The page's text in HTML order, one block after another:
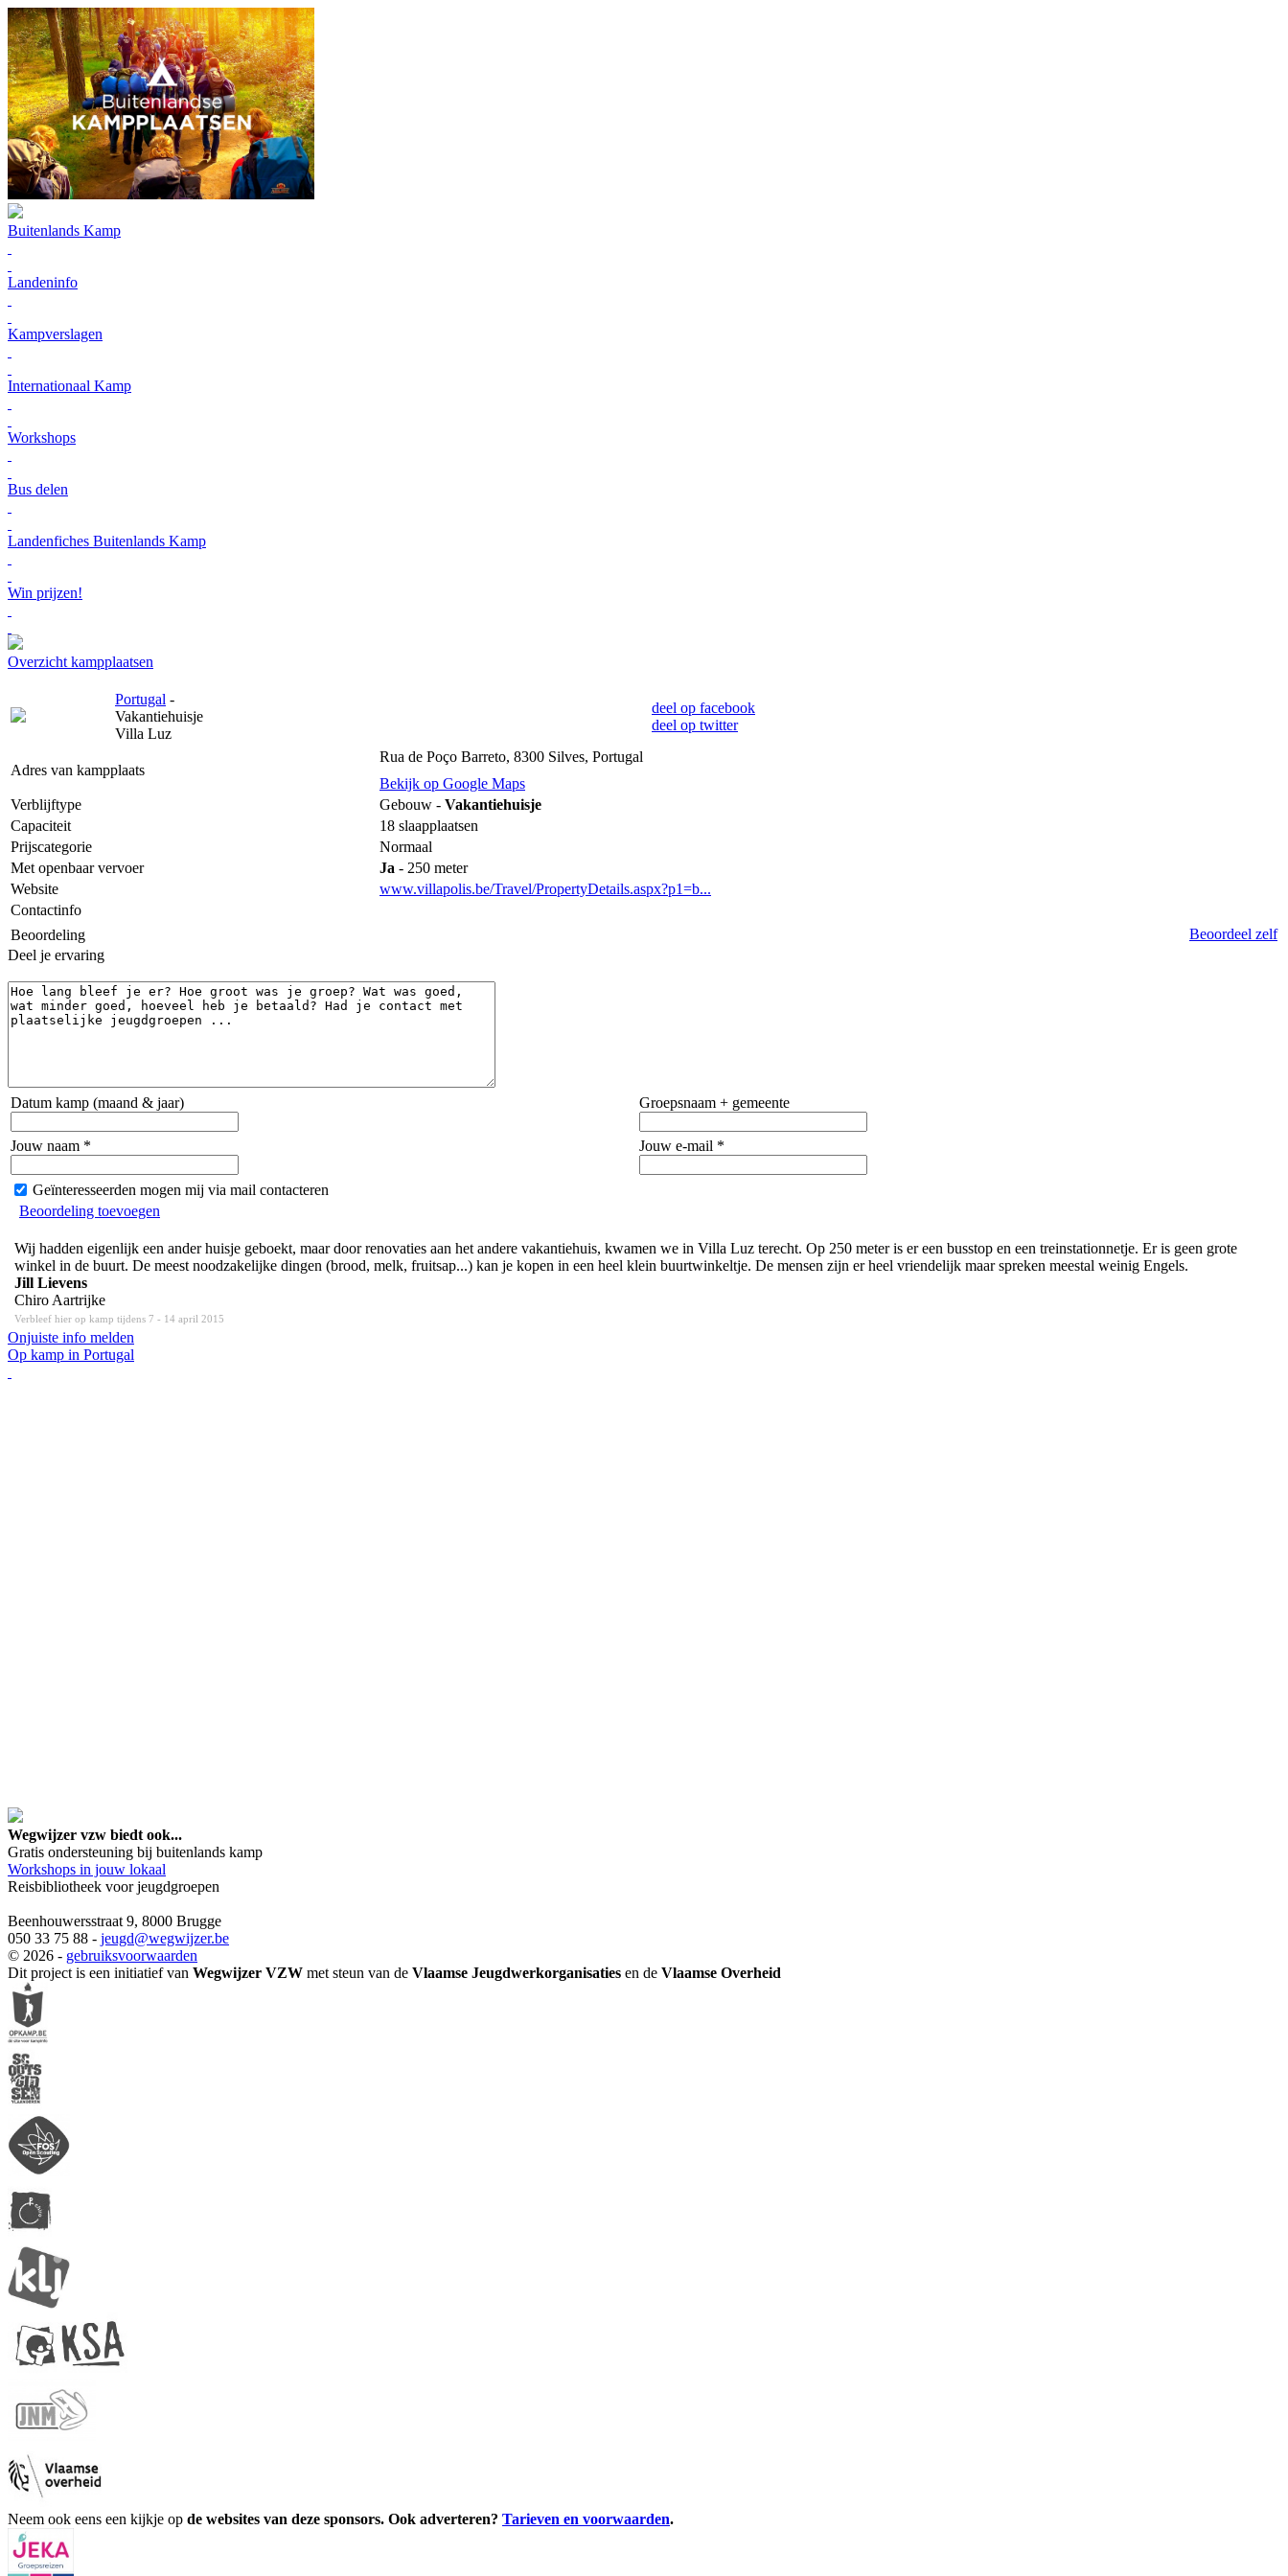
Buitenlands Kamp
Landeninfo
Kampverslagen
Internationaal Kamp
Workshops
Bus delen
Landenfiches Buitenlands Kamp
Win prijzen!
Overzicht kampplaatsen
Portugal -
Vakantiehuisje
Villa Luz
deel op facebook
deel op twitter
Adres van kampplaats
Rua de Poço Barreto, 8300 Silves, Portugal
Bekijk op Google Maps
Verblijftype
Gebouw - Vakantiehuisje
Capaciteit
18 slaapplaatsen
Prijscategorie
Normaal
Met openbaar vervoer
Ja - 250 meter
Website
www.villapolis.be/Travel/PropertyDetails.aspx?p1=b...
Contactinfo
Beoordeling
Beoordeel zelf
Deel je ervaring
Datum kamp (maand & jaar) Groepsnaam + gemeente
Jouw naam * Jouw e-mail *
Geïnteresseerden mogen mij via mail contacteren
Beoordeling toevoegen
Wij hadden eigenlijk een ander huisje geboekt, maar door renovaties aan het andere vakantiehuis, kwamen we in Villa Luz terecht. Op 250 meter is er een busstop en een treinstationnetje. Er is geen grote
winkel in de buurt. De meest noodzakelijke dingen (brood, melk, fruitsap...) kan je kopen in een heel klein buurtwinkeltje. De mensen zijn er heel vriendelijk maar spreken meestal weinig Engels.
Jill Lievens
Chiro Aartrijke
Verbleef hier op kamp tijdens 7 - 14 april 2015
Onjuiste info melden
Op kamp in Portugal
Wegwijzer vzw biedt ook...
Gratis ondersteuning bij buitenlands kamp
Workshops in jouw lokaal
Reisbibliotheek voor jeugdgroepen
Beenhouwersstraat 9, 8000 Brugge
050 33 75 88 - jeugd@wegwijzer.be
© 2026 - gebruiksvoorwaarden
Dit project is een initiatief van Wegwijzer VZW met steun van de Vlaamse Jeugdwerkorganisaties en de Vlaamse Overheid
Neem ook eens een kijkje op de websites van deze sponsors. Ook adverteren? Tarieven en voorwaarden.